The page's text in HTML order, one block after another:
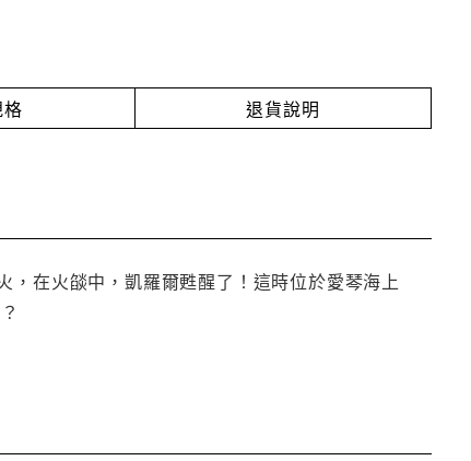
退貨說明
在火燄中，凱羅爾甦醒了！這時位於愛琴海上